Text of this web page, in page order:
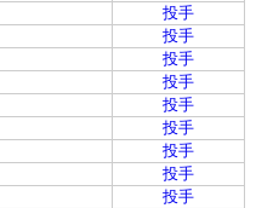
投手
投手
投手
投手
投手
投手
投手
投手
投手